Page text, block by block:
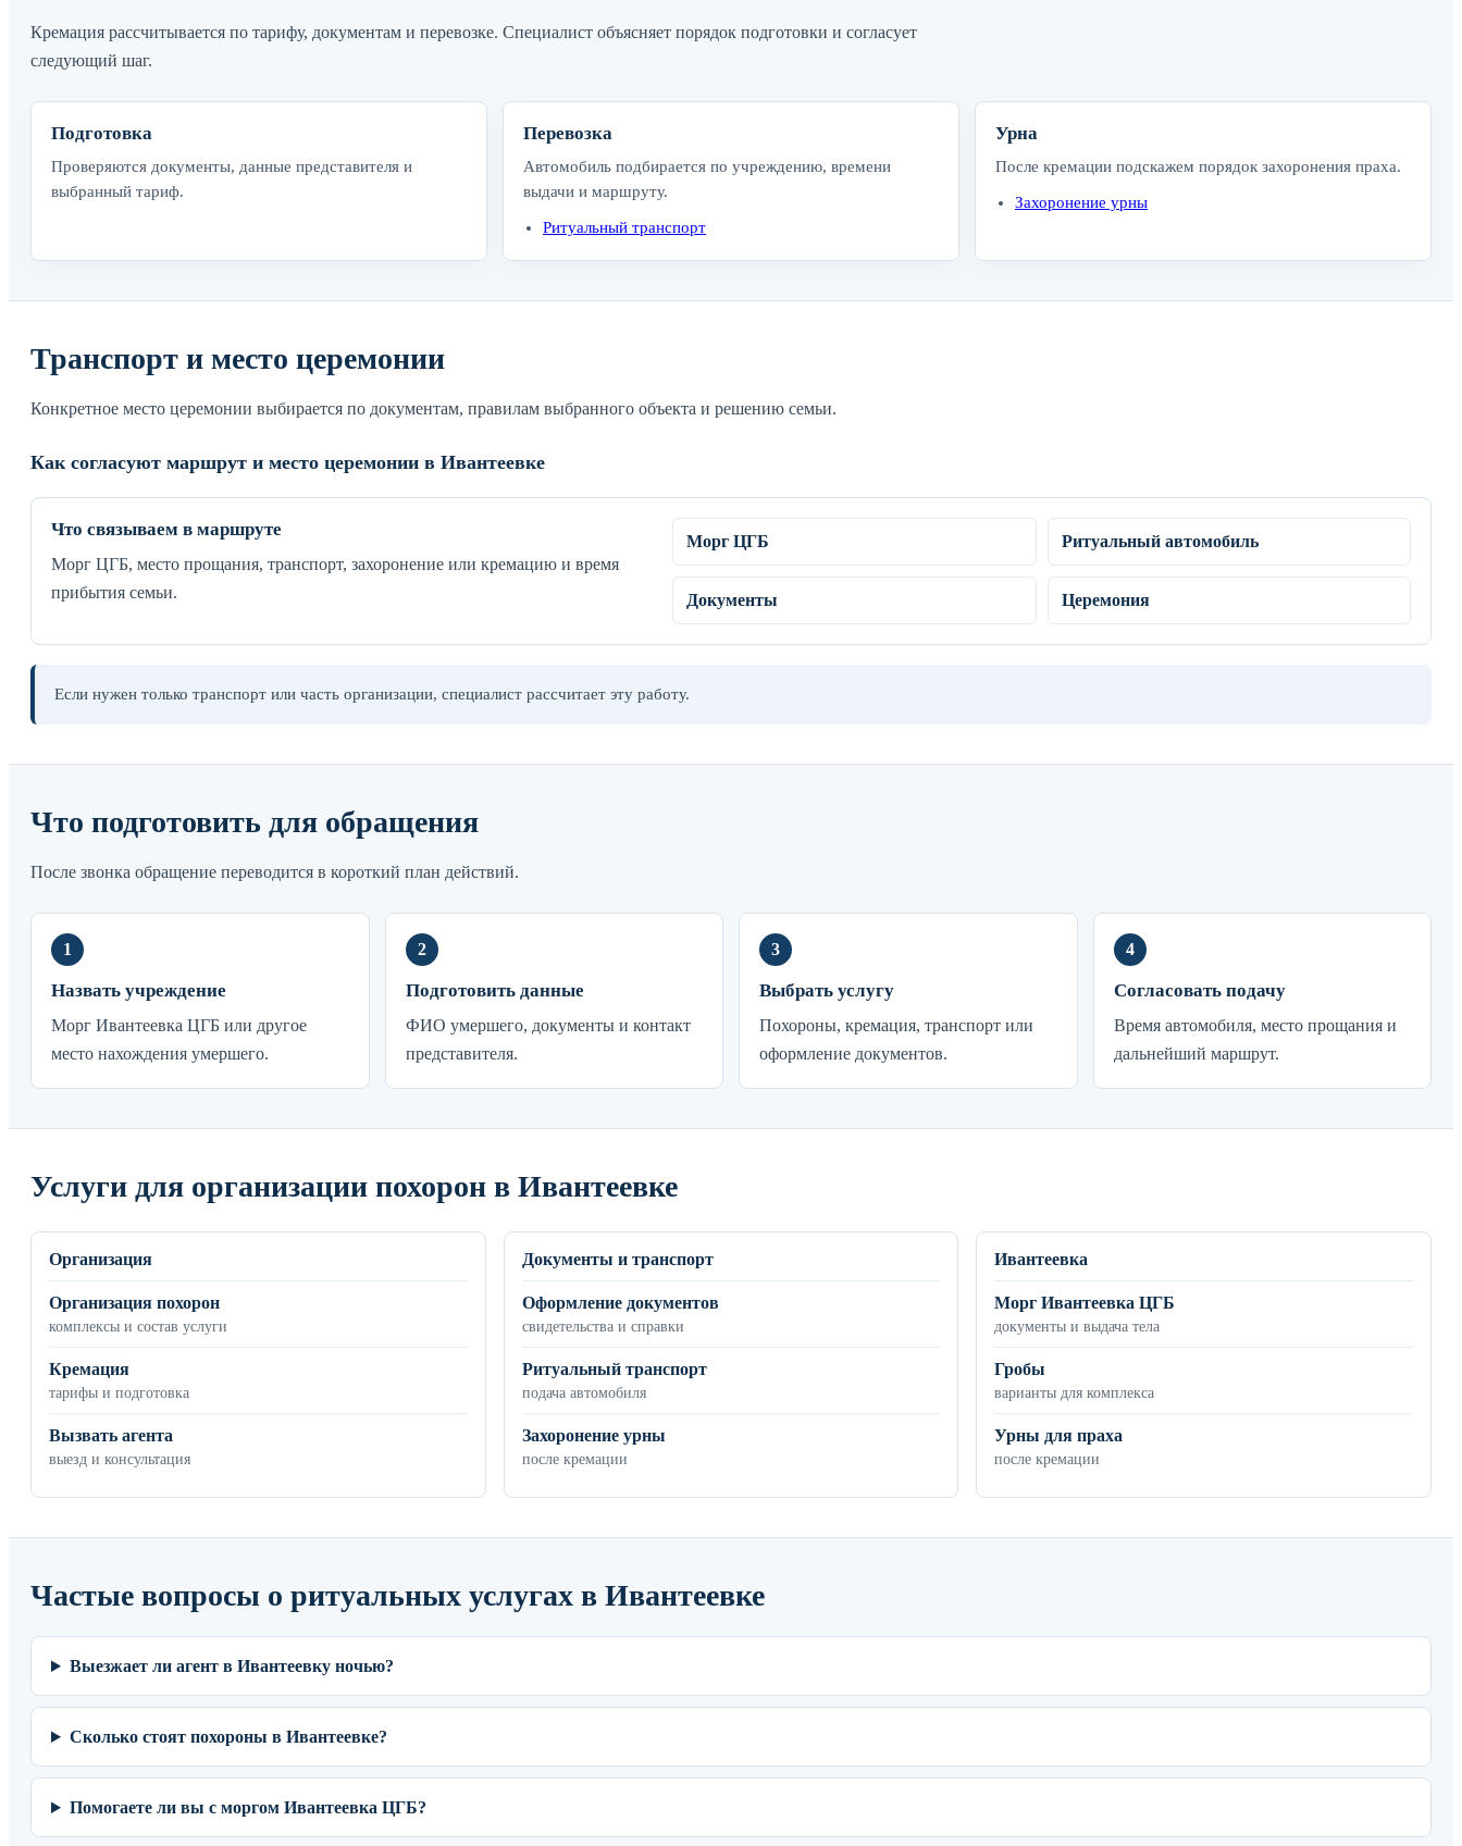
Кремация рассчитывается по тарифу, документам и перевозке. Специалист объясняет порядок подготовки и согласует
следующий шаг.
Подготовка
Проверяются документы, данные представителя и
выбранный тариф.
Перевозка
Автомобиль подбирается по учреждению, времени
выдачи и маршруту.
Ритуальный транспорт
Урна
После кремации подскажем порядок захоронения праха.
Захоронение урны
Транспорт и место церемонии
Конкретное место церемонии выбирается по документам, правилам выбранного объекта и решению семьи.
Как согласуют маршрут и место церемонии в Ивантеевке
Что связываем в маршруте
Морг ЦГБ, место прощания, транспорт, захоронение или кремацию и время
прибытия семьи.
Морг ЦГБ Ритуальный автомобиль
Документы Церемония
Если нужен только транспорт или часть организации, специалист рассчитает эту работу.
Что подготовить для обращения
После звонка обращение переводится в короткий план действий.
Назвать учреждение
Морг Ивантеевка ЦГБ или другое
место нахождения умершего.
Подготовить данные
ФИО умершего, документы и контакт
представителя.
Выбрать услугу
Похороны, кремация, транспорт или
оформление документов.
Согласовать подачу
Время автомобиля, место прощания и
дальнейший маршрут.
Услуги для организации похорон в Ивантеевке
Организация
Организация похорон
комплексы и состав услуги
Кремация
тарифы и подготовка
Вызвать агента
выезд и консультация
Документы и транспорт
Оформление документов
свидетельства и справки
Ритуальный транспорт
подача автомобиля
Захоронение урны
после кремации
Ивантеевка
Морг Ивантеевка ЦГБ
документы и выдача тела
Гробы
варианты для комплекса
Урны для праха
после кремации
Частые вопросы о ритуальных услугах в Ивантеевке
Выезжает ли агент в Ивантеевку ночью?
Сколько стоят похороны в Ивантеевке?
Помогаете ли вы с моргом Ивантеевка ЦГБ?